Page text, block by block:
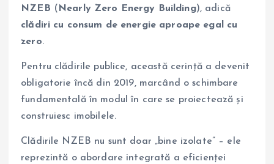
NZEB ( Nearly Zero Energy Building), adică
clădiri cu consum de energie aproape egal cu
zero.
Pentru clădirile publice, această cerință a devenit
obligatorie încă din 2019, marcând o schimbare
fundamentală în modul în care se proiectează și
construiesc imobilele.
Clădirile NZEB nu sunt doar „bine izolate” – ele
reprezintă o abordare integrată a eficienței